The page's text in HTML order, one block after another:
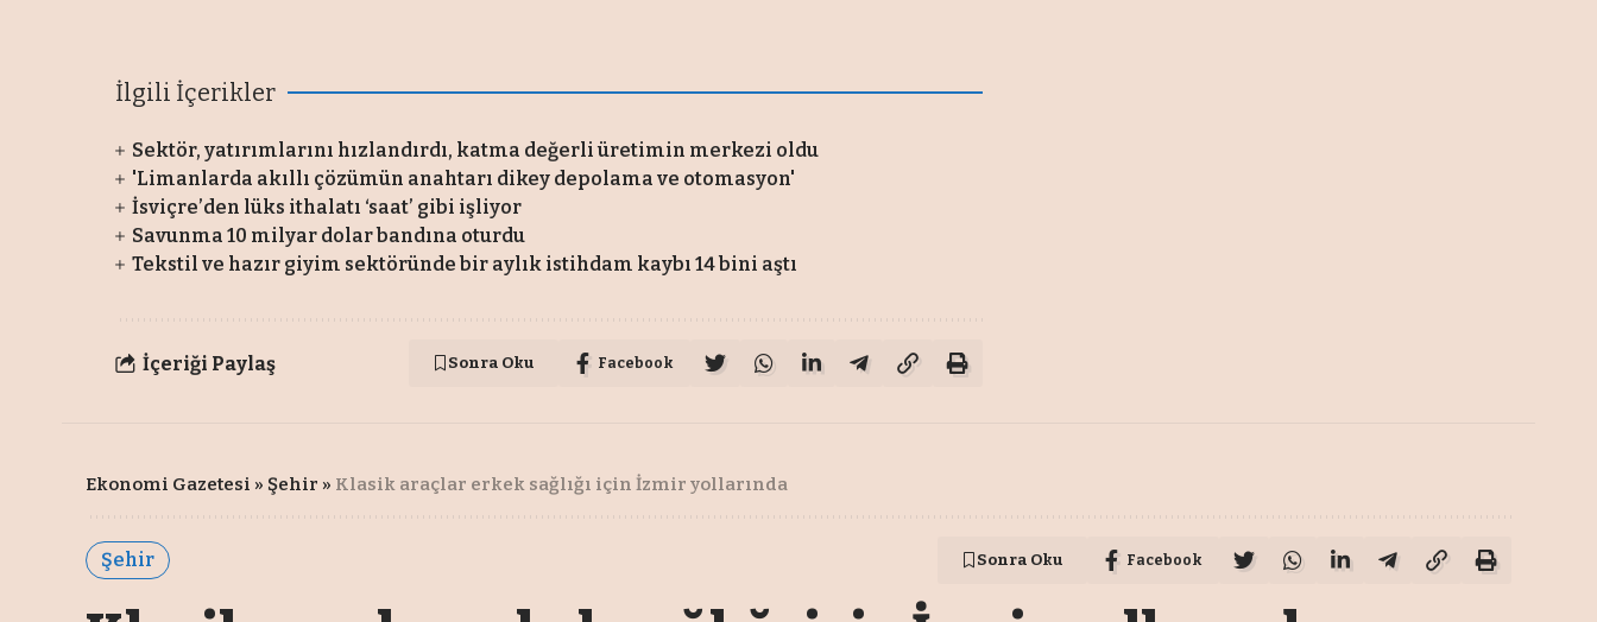
İlgili İçerikler
Sektör, yatırımlarını hızlandırdı, katma değerli üretimin merkezi oldu
'Limanlarda akıllı çözümün anahtarı dikey depolama ve otomasyon'
İsviçre’den lüks ithalatı ‘saat’ gibi işliyor
Savunma 10 milyar dolar bandına oturdu
Tekstil ve hazır giyim sektöründe bir aylık istihdam kaybı 14 bini aştı
İçeriği Paylaş Sonra Oku Facebook
Ekonomi Gazetesi » Şehir » Klasik araçlar erkek sağlığı için İzmir yollarında
Şehir Sonra Oku Facebook